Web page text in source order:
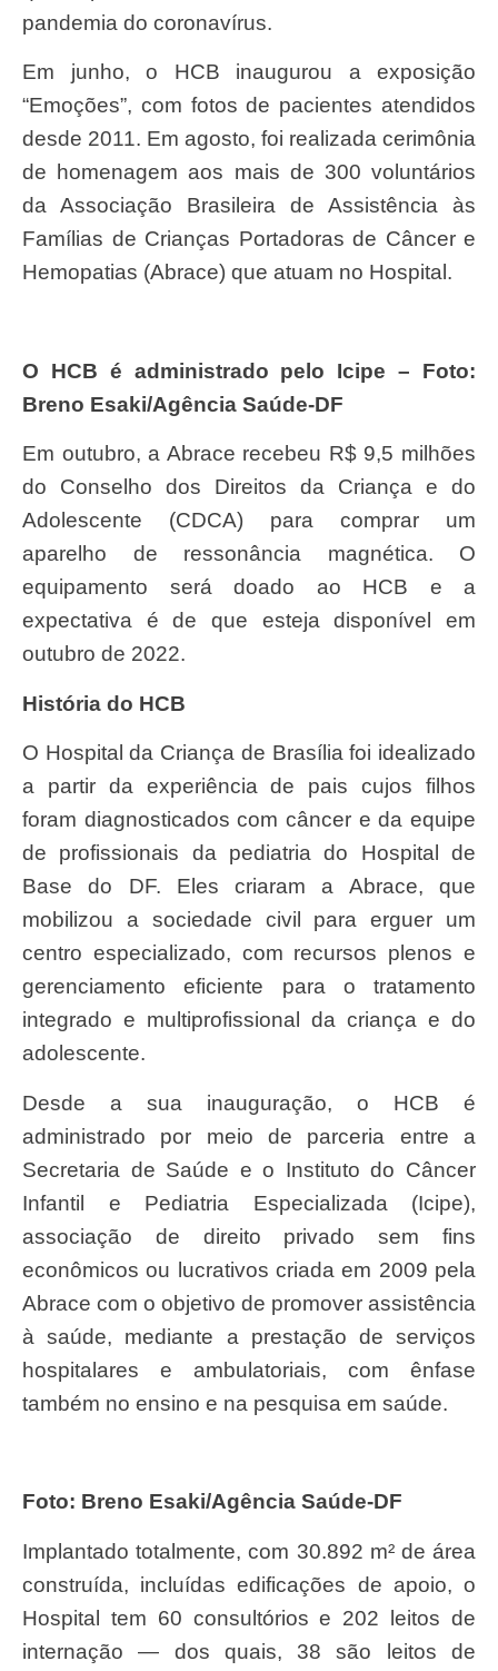
pandemia do coronavírus.
Em junho, o HCB inaugurou a exposição
“Emoções”, com fotos de pacientes atendidos
desde 2011. Em agosto, foi realizada cerimônia
de homenagem aos mais de 300 voluntários
da Associação Brasileira de Assistência às
Famílias de Crianças Portadoras de Câncer e
Hemopatias (Abrace) que atuam no Hospital.
O HCB é administrado pelo Icipe – Foto:
Breno Esaki/Agência Saúde-DF
Em outubro, a Abrace recebeu R$ 9,5 milhões
do Conselho dos Direitos da Criança e do
Adolescente (CDCA) para comprar um
aparelho de ressonância magnética. O
equipamento será doado ao HCB e a
expectativa é de que esteja disponível em
outubro de 2022.
História do HCB
O Hospital da Criança de Brasília foi idealizado
a partir da experiência de pais cujos filhos
foram diagnosticados com câncer e da equipe
de profissionais da pediatria do Hospital de
Base do DF. Eles criaram a Abrace, que
mobilizou a sociedade civil para erguer um
centro especializado, com recursos plenos e
gerenciamento eficiente para o tratamento
integrado e multiprofissional da criança e do
adolescente.
Desde a sua inauguração, o HCB é
administrado por meio de parceria entre a
Secretaria de Saúde e o Instituto do Câncer
Infantil e Pediatria Especializada (Icipe),
associação de direito privado sem fins
econômicos ou lucrativos criada em 2009 pela
Abrace com o objetivo de promover assistência
à saúde, mediante a prestação de serviços
hospitalares e ambulatoriais, com ênfase
também no ensino e na pesquisa em saúde.
Foto: Breno Esaki/Agência Saúde-DF
Implantado totalmente, com 30.892 m² de área
construída, incluídas edificações de apoio, o
Hospital tem 60 consultórios e 202 leitos de
internação — dos quais, 38 são leitos de